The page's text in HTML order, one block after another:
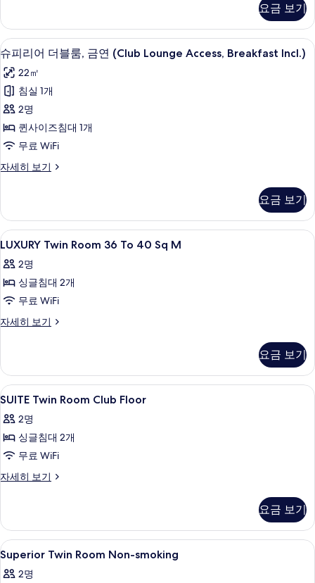
(Club
Lounge
Access,
Breakfast
Incl.)
사
진
모
두
보
트
윈
룸,
금
연
(Club
Access,
Breakfast
Incl.)
자
세
요금 보기
슈
피
리
어
더
블
룸,
금
(Club
Lounge
Access,
Breakfast
Incl.)
사
진
모
보
기
미니바, 객실 내 금고, 책상, 다리미/다
6
슈피리어 더블룸, 금연 (Club Lounge Access, Breakfast Incl.)
22㎡
침실 1개
2명
퀸사이즈침대 1개
무료 WiFi
자세히 보기
슈
더
블
룸,
연
(Club
Access,
Breakfast
Incl.)
히
기
요금 보기
LUXURY
Twin
Room
36
To
40
사
진
모
두
보
기
미니바, 객실 내 금고, 책상, 다리미/다
1
LUXURY Twin Room 36 To 40 Sq M
2명
싱글침대 2개
무료 WiFi
자세히 보기
LUXURY
To
40
Sq
자
세
보
기
요금 보기
SUITE
Twin
Room
Club
Floor
사
두
보
1
SUITE Twin Room Club Floor
2명
싱글침대 2개
무료 WiFi
자세히 보기
SUITE
Floor
자
세
보
요금 보기
Superior
Twin
Room
미니바, 객실 내 금고, 책상, 다리미/다
1
Superior Twin Room Non-smoking
2명